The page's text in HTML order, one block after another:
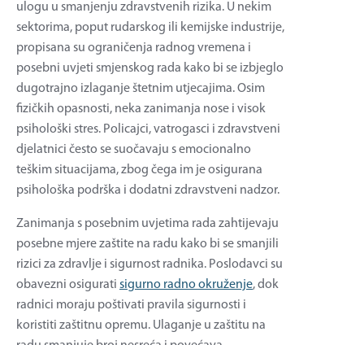
ulogu u smanjenju zdravstvenih rizika. U nekim
sektorima, poput rudarskog ili kemijske industrije,
propisana su ograničenja radnog vremena i
posebni uvjeti smjenskog rada kako bi se izbjeglo
dugotrajno izlaganje štetnim utjecajima. Osim
fizičkih opasnosti, neka zanimanja nose i visok
psihološki stres. Policajci, vatrogasci i zdravstveni
djelatnici često se suočavaju s emocionalno
teškim situacijama, zbog čega im je osigurana
psihološka podrška i dodatni zdravstveni nadzor.
Zanimanja s posebnim uvjetima rada zahtijevaju
posebne mjere zaštite na radu kako bi se smanjili
rizici za zdravlje i sigurnost radnika. Poslodavci su
obavezni osigurati sigurno radno okruženje, dok
radnici moraju poštivati pravila sigurnosti i
koristiti zaštitnu opremu. Ulaganje u zaštitu na